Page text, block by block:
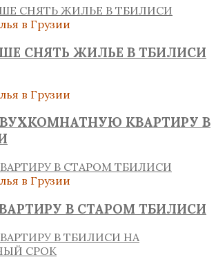
в Грузии
СНЯТЬ ЖИЛЬЕ В ТБИЛИСИ
в Грузии
КВАРТИРУ В
в Грузии
В СТАРОМ ТБИЛИСИ